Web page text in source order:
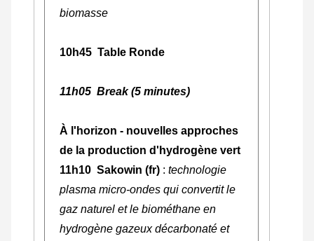
biomasse
10h45 Table Ronde
11h05 Break (5 minutes)
À l'horizon - nouvelles approches
de la production d'hydrogène vert
11h10 Sakowin (fr) : technologie
plasma micro-ondes qui convertit le
gaz naturel et le biométhane en
hydrogène gazeux décarbonaté et